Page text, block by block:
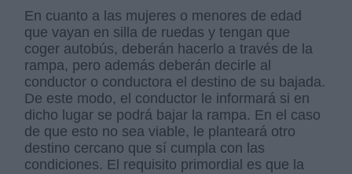
En cuanto a las mujeres o menores de edad
que vayan en silla de ruedas y tengan que
coger autobús, deberán hacerlo a través de la
rampa, pero además deberán decirle al
conductor o conductora el destino de su bajada.
De este modo, el conductor le informará si en
dicho lugar se podrá bajar la rampa. En el caso
de que esto no sea viable, le planteará otro
destino cercano que sí cumpla con las
condiciones. El requisito primordial es que la